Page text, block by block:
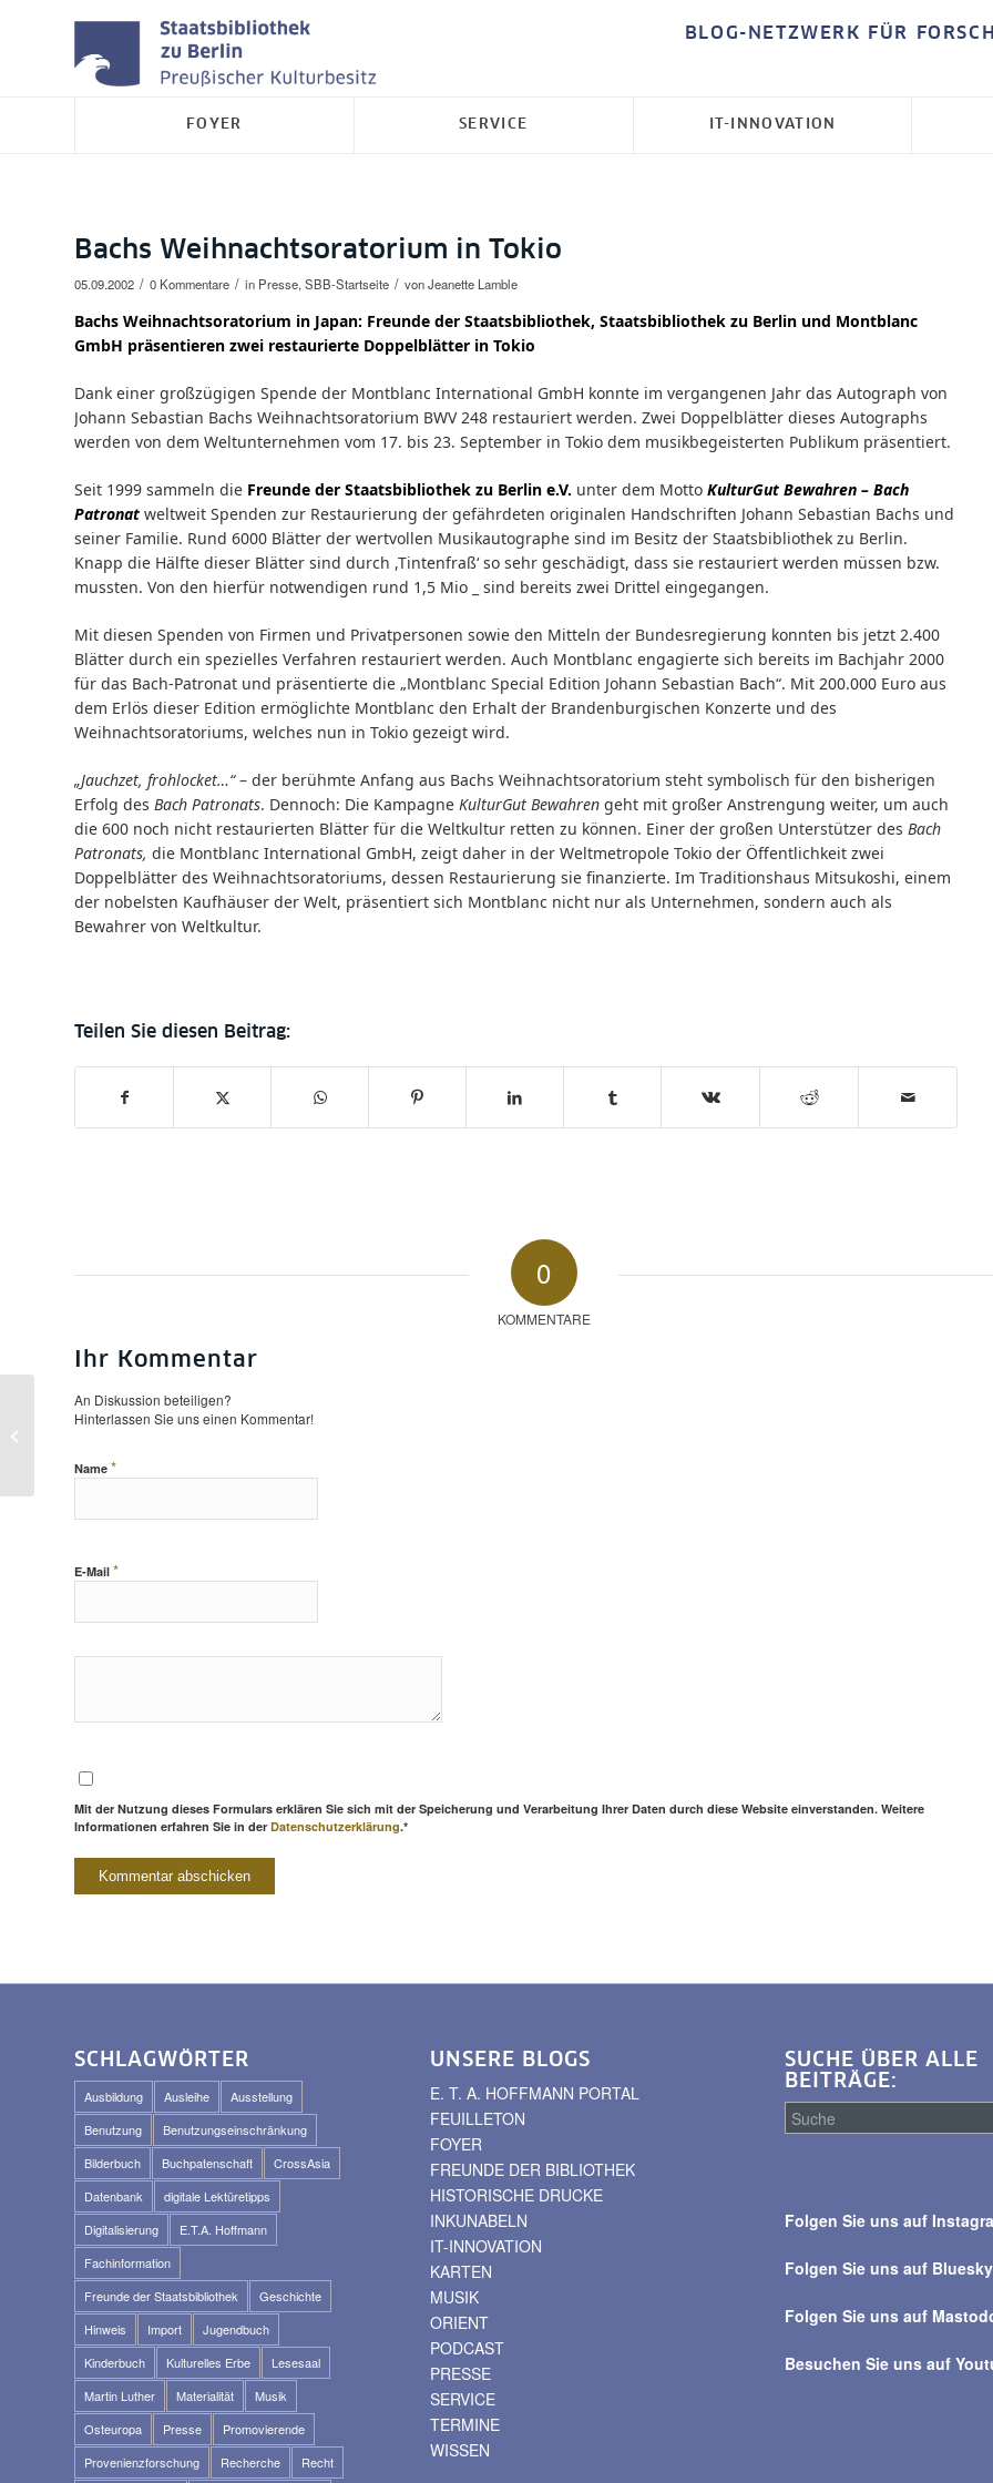
BLOG-NETZWERK FÜR
FOYER SERVICE IT-INNOVATION
Bachs Weihnachtsoratorium in Tokio
05.09.2002 / 0 Kommentare / in Presse, SBB-Startseite / vonJeanette Lamble
Bachs Weihnachtsoratorium in Japan: Freunde der Staatsbibliothek, Staatsbibliothek zu Berlin und Montblanc
GmbH präsentieren zwei restaurierte Doppelblätter in Tokio
Dank einer großzügigen Spende der Montblanc International GmbH konnte im vergangenen Jahr das Autograph von
Johann Sebastian Bachs Weihnachtsoratorium BWV 248 restauriert werden. Zwei Doppelblätter dieses Autographs
werden von dem Weltunternehmen vom 17. bis 23. September in Tokio dem musikbegeisterten Publikum präsentiert.
Seit 1999 sammeln die Freunde der Staatsbibliothek zu Berlin e.V. unter dem Motto KulturGut Bewahren – Bach
Patronat weltweit Spenden zur Restaurierung der gefährdeten originalen Handschriften Johann Sebastian Bachs und
seiner Familie. Rund 6000 Blätter der wertvollen Musikautographe sind im Besitz der Staatsbibliothek zu Berlin.
Knapp die Hälfte dieser Blätter sind durch ,Tintenfraß‘ so sehr geschädigt, dass sie restauriert werden müssen bzw.
mussten. Von den hierfür notwendigen rund 1,5 Mio _ sind bereits zwei Drittel eingegangen.
Mit diesen Spenden von Firmen und Privatpersonen sowie den Mitteln der Bundesregierung konnten bis jetzt 2.400
Blätter durch ein spezielles Verfahren restauriert werden. Auch Montblanc engagierte sich bereits im Bachjahr 2000
für das Bach-Patronat und präsentierte die „Montblanc Special Edition Johann Sebastian Bach“. Mit 200.000 Euro aus
dem Erlös dieser Edition ermöglichte Montblanc den Erhalt der Brandenburgischen Konzerte und des
Weihnachtsoratoriums, welches nun in Tokio gezeigt wird.
„Jauchzet, frohlocket…“– der berühmte Anfang aus Bachs Weihnachtsoratorium steht symbolisch für den bisherigen
Erfolg des Bach Patronats. Dennoch: Die Kampagne KulturGut Bewahren geht mit großer Anstrengung weiter, um auch
die 600 noch nicht restaurierten Blätter für die Weltkultur retten zu können. Einer der großen Unterstützer des Bach
Patronats, die Montblanc International GmbH, zeigt daher in der Weltmetropole Tokio der Öffentlichkeit zwei
Doppelblätter des Weihnachtsoratoriums, dessen Restaurierung sie finanzierte. Im Traditionshaus Mitsukoshi, einem
der nobelsten Kaufhäuser der Welt, präsentiert sich Montblanc nicht nur als Unternehmen, sondern auch als
Bewahrer von Weltkultur.
0
KOMMENTARE
Ihr Kommentar
An Diskussion beteiligen?
Hinterlassen Sie uns einen Kommentar!
Name *
E-Mail *
Mit der Nutzung dieses Formulars erklären Sie sich mit der Speicherung und Verarbeitung Ihrer Daten durch diese Website einverstanden. Weitere
Informationen erfahren Sie in der Datenschutzerklärung.*
SCHLAGWÖRTER
Ausbildung Ausleihe
Ausstellung
Benutzung
Benutzungseinschränkung
Bilderbuch
Buchpatenschaft
CrossAsia
Datenbank
digitale Lektüretipps
Digitalisierung
E.T.A. Hoffmann
Fachinformation
Freunde der Staatsbibliothek
Geschichte
Hinweis
Import
Jugendbuch
Kinderbuch
Kulturelles Erbe
Lesesaal
Martin Luther
Materialität
Musik
Osteuropa
Presse
Promovierende
Provenienzforschung
Recherche Recht
UNSERE BLOGS
E. T. A. HOFFMANN PORTAL
FEUILLETON
FOYER
FREUNDE DER BIBLIOTHEK
HISTORISCHE DRUCKE
INKUNABELN
IT-INNOVATION
KARTEN
MUSIK
ORIENT
PODCAST
PRESSE
SERVICE
TERMINE
WISSEN
SUCHE ÜBER ALLE
BEITRÄGE:
alle
Folgen Sie uns auf
Folgen Sie uns auf Bluesky
Folgen Sie uns auf
Besuchen Sie uns auf
„Kitwe-Jad. Jüdische Handschriften –